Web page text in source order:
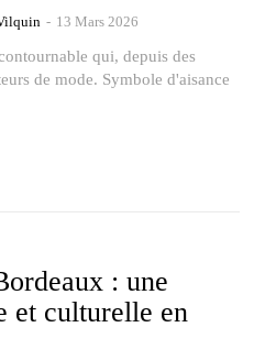
- 13 Mars 2026
qui, depuis des
de mode. Symbole d'aisance
: une
et culturelle en